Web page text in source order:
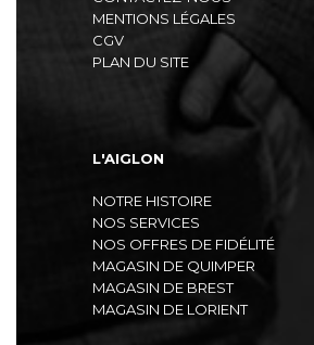
MENTIONS LÉGALES
CGV
PLAN DU SITE
L'AIGLON
NOTRE HISTOIRE
NOS SERVICES
NOS OFFRES DE FIDÉLITÉ
MAGASIN DE QUIMPER
MAGASIN DE BREST
MAGASIN DE LORIENT